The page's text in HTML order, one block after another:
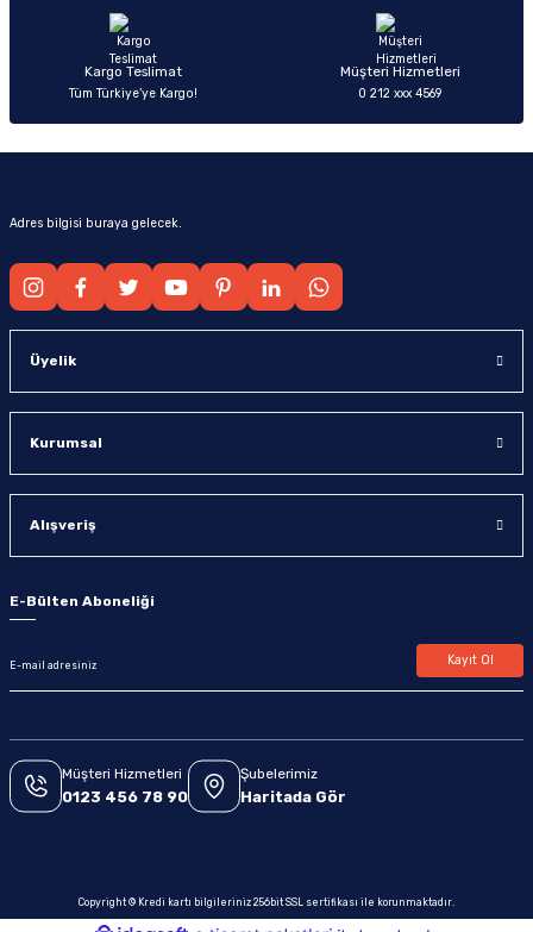
Kargo Teslimat
Tüm Türkiye’ye Kargo!
Müşteri Hizmetleri
0 212 xxx 4569
Adres bilgisi buraya gelecek.
Üyelik
Kurumsal
Alışveriş
E-Bülten Aboneliği
Kayıt Ol
Müşteri Hizmetleri
0123 456 78 90
Şubelerimiz
Haritada Gör
Copyright © Kredi kartı bilgileriniz 256bit SSL sertifikası ile korunmaktadır.